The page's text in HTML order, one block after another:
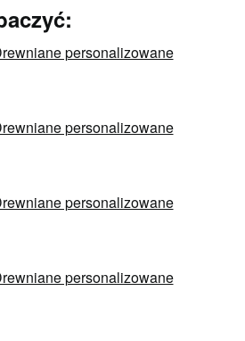
personalizowane
personalizowane
personalizowane
personalizowane